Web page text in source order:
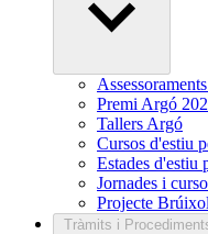
Premi Argó
Tallers Argó
Cursos d'estiu
Estades d'estiu
Jornades i
Projecte
Tràmits i